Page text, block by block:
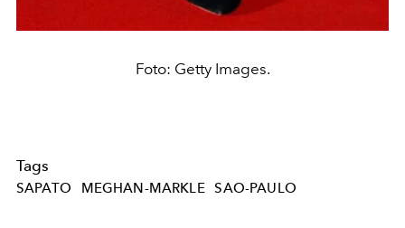
Foto: Getty Images.
Tags
SAPATO MEGHAN-MARKLE SAO-PAULO